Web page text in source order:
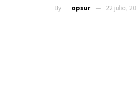
By opsur 22 julio,